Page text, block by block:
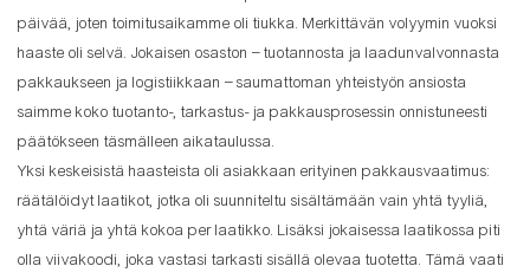
päivää, joten toimitusaikamme oli tiukka. Merkittävän volyymin vuoksi
haaste oli selvä. Jokaisen osaston – tuotannosta ja laadunvalvonnasta
pakkaukseen ja logistiikkaan – saumattoman yhteistyön ansiosta
saimme koko tuotanto-, tarkastus- ja pakkausprosessin onnistuneesti
päätökseen täsmälleen aikataulussa.
Yksi keskeisistä haasteista oli asiakkaan erityinen pakkausvaatimus:
räätälöidyt laatikot, jotka oli suunniteltu sisältämään vain yhtä tyyliä,
yhtä väriä ja yhtä kokoa per laatikko. Lisäksi jokaisessa laatikossa piti
olla viivakoodi, joka vastasi tarkasti sisällä olevaa tuotetta. Tämä vaati